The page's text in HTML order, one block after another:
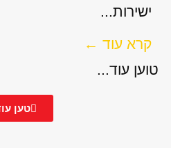
ישירות...
קרא עוד ←
טוען עוד...
טען עוד